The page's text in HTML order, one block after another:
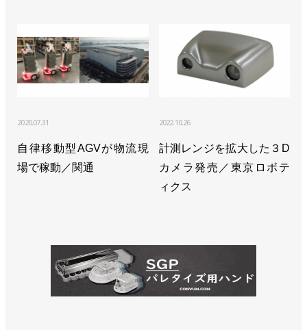
2020.07.31
自律移動型AGVが物流現
場で稼動／関通
2022.10.26
計測レンジを拡大した３D
カメラ発売／東京ロボテ
ィクス